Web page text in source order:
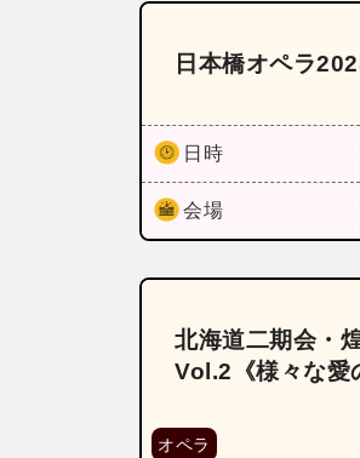
日本橋オペラ
日時
会場
北海道二期会・
Vol.2《様々な愛
オペラ